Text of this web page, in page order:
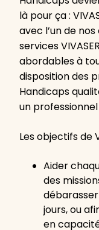
là pour ça :
avec l’un de
services
abordables à
disposition des
Handicaps
un
Les objectifs de
Aider
des
jours, ou
en